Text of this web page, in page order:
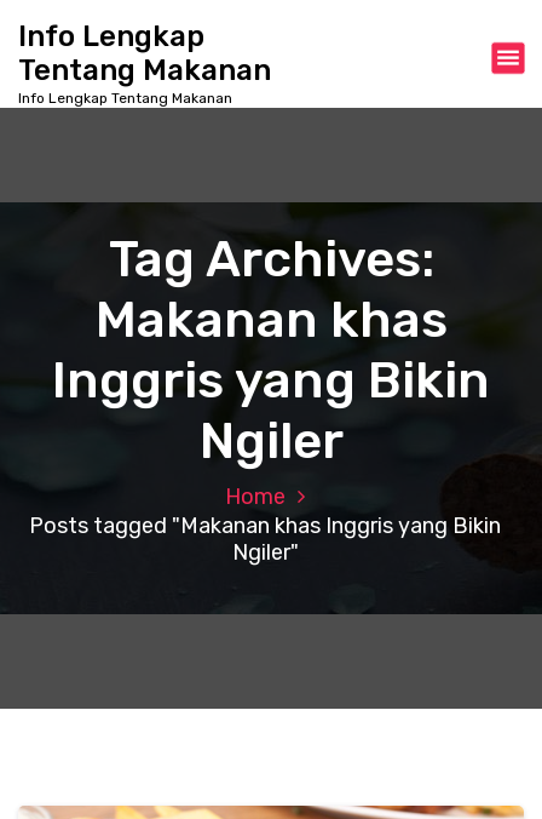
o
Info Lengkap
Tentang Makanan
Info Lengkap Tentang Makanan
Tag Archives:
Makanan khas
Inggris yang Bikin
Ngiler
Home
Posts tagged "Makanan khas Inggris yang Bikin
Ngiler"